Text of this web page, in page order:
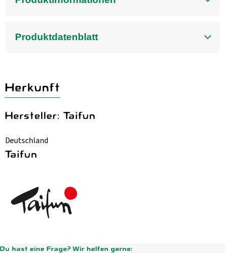
Produktdatenblatt
Herkunft
Hersteller: Taifun
Deutschland
Taifun
Du hast eine Frage? Wir helfen gerne: